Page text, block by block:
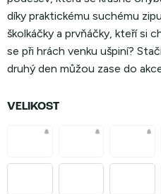
díky praktickému suchému
školkáčky a prvňáčky, kteří si
se při hrách venku ušpiní?
druhý den můžou zase do
VELIKOST